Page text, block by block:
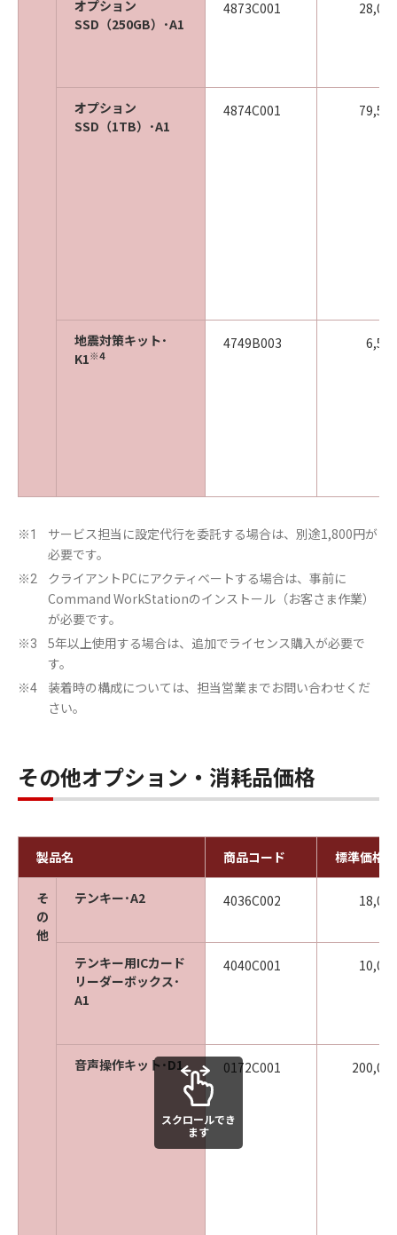
オプション
SSD（250GB）･A1
4873C001
オプション
SSD（1TB）･A1
4874C001
地震対策キット･
K1※4
4749B003
※1
サービス担当に設定代行を委託する場合は、別途1,800円が
必要です。
※2
クライアントPCにアクティベートする場合は、事前に
Command WorkStationのインストール（お客さま作業）
が必要です。
※3
5年以上使用する場合は、追加でライセンス購入が必要で
す。
※4
装着時の構成については、担当営業までお問い合わせくだ
さい。
その他オプション・消耗品価格
製品名 商品コード 標準価格
そ
の
他
テンキー･A2 4036C002
テンキー用ICカード
リーダーボックス･
A1
4040C001
音声操作キット･D1 0172C001
スクロールでき
ます